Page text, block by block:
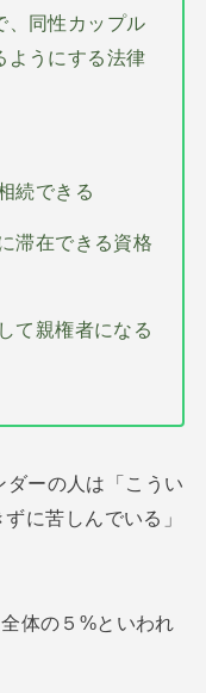
、同性カップル
ようにする法律
続できる
滞在できる資格
て親権者になる
ーの人は「こうい
に苦しんでいる」
体の５%といわれ